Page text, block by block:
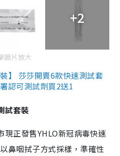
+2
圖片放大
】 莎莎開賣6款快速測試套
認可測試劑買2送1
試套裝
現正發售YHLO新冠病毒快速
鼻咽拭子方式採樣，準確性